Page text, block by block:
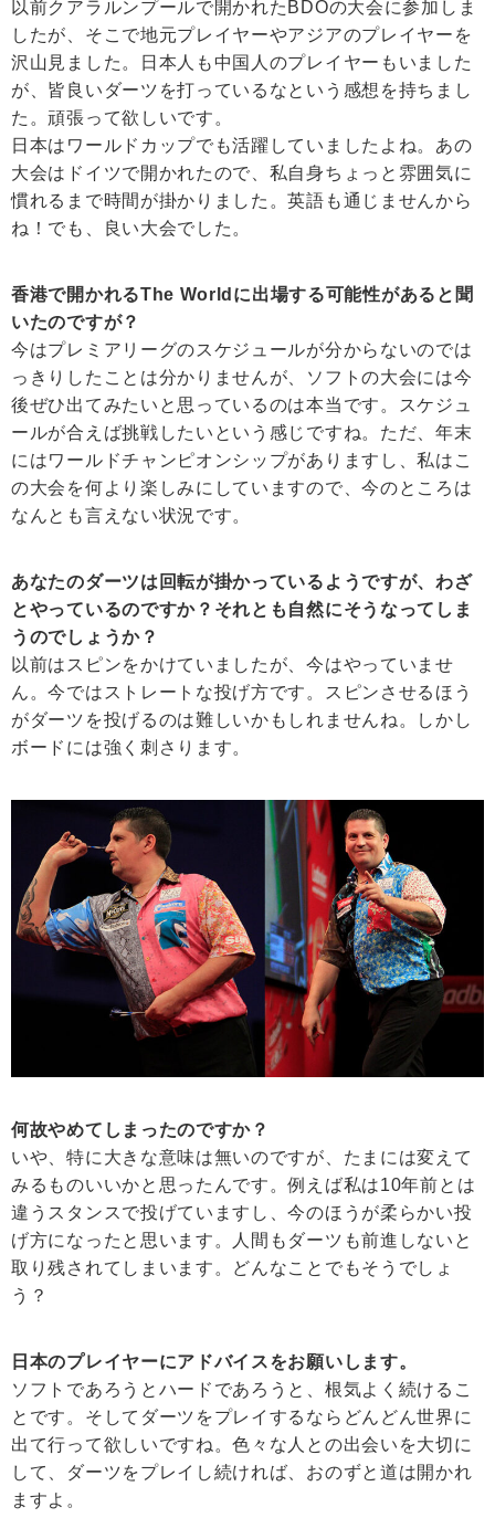
以前クアラルンプールで開かれたBDOの大会に参加しま
したが、そこで地元プレイヤーやアジアのプレイヤーを
沢山見ました。日本人も中国人のプレイヤーもいました
が、皆良いダーツを打っているなという感想を持ちまし
た。頑張って欲しいです。
日本はワールドカップでも活躍していましたよね。あの
大会はドイツで開かれたので、私自身ちょっと雰囲気に
慣れるまで時間が掛かりました。英語も通じませんから
ね！でも、良い大会でした。
香港で開かれるThe Worldに出場する可能性があると聞
いたのですが？
今はプレミアリーグのスケジュールが分からないのでは
っきりしたことは分かりませんが、ソフトの大会には今
後ぜひ出てみたいと思っているのは本当です。スケジュ
ールが合えば挑戦したいという感じですね。ただ、年末
にはワールドチャンピオンシップがありますし、私はこ
の大会を何より楽しみにしていますので、今のところは
なんとも言えない状況です。
あなたのダーツは回転が掛かっているようですが、わざ
とやっているのですか？それとも自然にそうなってしま
うのでしょうか？
以前はスピンをかけていましたが、今はやっていませ
ん。今ではストレートな投げ方です。スピンさせるほう
がダーツを投げるのは難しいかもしれませんね。しかし
ボードには強く刺さります。
何故やめてしまったのですか？
いや、特に大きな意味は無いのですが、たまには変えて
みるものいいかと思ったんです。例えば私は10年前とは
違うスタンスで投げていますし、今のほうが柔らかい投
げ方になったと思います。人間もダーツも前進しないと
取り残されてしまいます。どんなことでもそうでしょ
う？
日本のプレイヤーにアドバイスをお願いします。
ソフトであろうとハードであろうと、根気よく続けるこ
とです。そしてダーツをプレイするならどんどん世界に
出て行って欲しいですね。色々な人との出会いを大切に
して、ダーツをプレイし続ければ、おのずと道は開かれ
ますよ。